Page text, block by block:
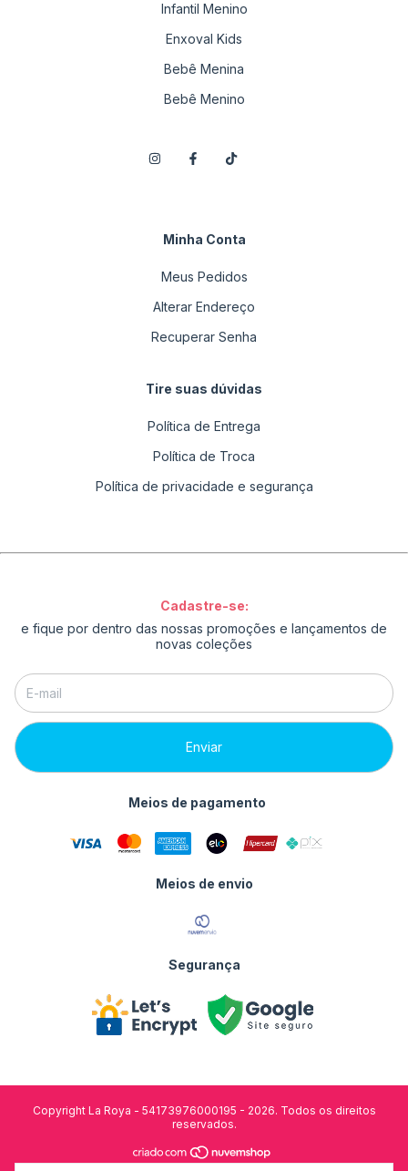
Infantil Menino
Enxoval Kids
Bebê Menina
Bebê Menino
Minha Conta
Meus Pedidos
Alterar Endereço
Recuperar Senha
Tire suas dúvidas
Política de Entrega
Política de Troca
Política de privacidade e segurança
Cadastre-se:
e fique por dentro das nossas promoções e lançamentos de
novas coleções
Meios de pagamento
Meios de envio
Segurança
Copyright La Roya - 54173976000195 - 2026. Todos os direitos
reservados.